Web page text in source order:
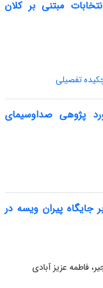
مبتنی بر کلان
تفصیلی
پژوهی صداوسیمای
جایگاه پیران ویسه در
فاطمه عزیز آبادی